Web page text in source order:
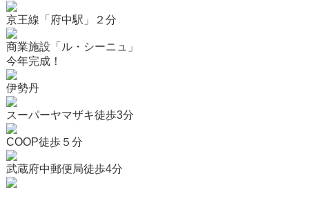
京王線「府中駅」２分
商業施設「ル・シーニュ」
今年完成！
伊勢丹
スーパーヤマザキ徒歩3分
COOP徒歩５分
武蔵府中郵便局徒歩4分